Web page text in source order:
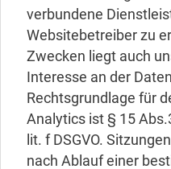
verbundene
Websitebetreiber zu
Zwecken liegt auch
Interesse an der
Rechtsgrundlage für
Analytics ist § 15
lit. f DSGVO.
nach Ablauf einer